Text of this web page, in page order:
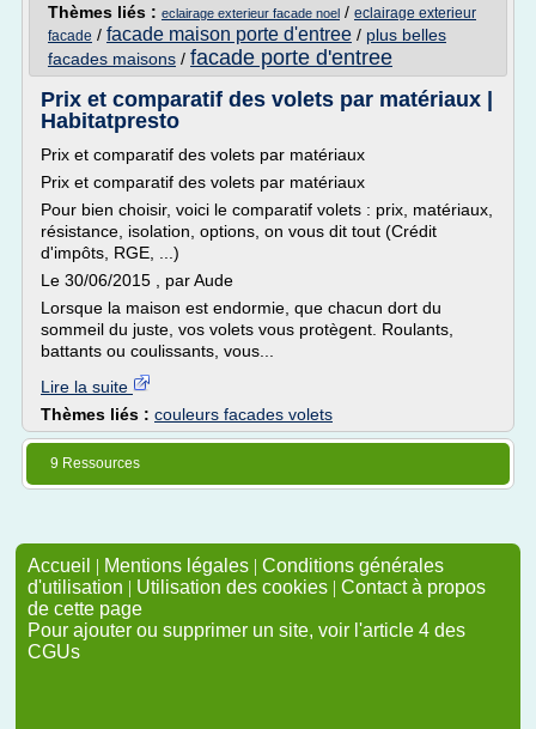
Thèmes liés : eclairage exterieur facade noel / eclairage exterieur
facade / facade maison porte d'entree / plus belles
facades maisons / facade porte d'entree
Prix et comparatif des volets par matériaux |
Habitatpresto
Prix et comparatif des volets par matériaux
Prix et comparatif des volets par matériaux
Pour bien choisir, voici le comparatif volets : prix, matériaux,
résistance, isolation, options, on vous dit tout (Crédit
d'impôts, RGE, ...)
Le 30/06/2015 , par Aude
Lorsque la maison est endormie, que chacun dort du
sommeil du juste, vos volets vous protègent. Roulants,
battants ou coulissants, vous...
Lire la suite
Thèmes liés : couleurs facades volets
9 Ressources
Accueil | Mentions légales | Conditions générales
d'utilisation | Utilisation des cookies | Contact à propos
de cette page
Pour ajouter ou supprimer un site, voir l'article 4 des
CGUs